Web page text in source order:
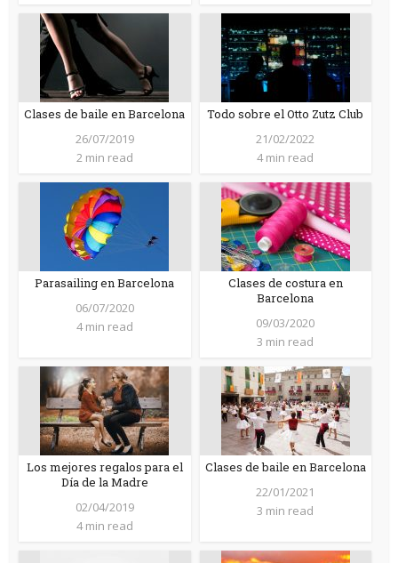
Clases de baile en Barcelona
26/07/2019
2 min read
Todo sobre el Otto Zutz Club
21/02/2022
4 min read
Parasailing en Barcelona
06/07/2020
4 min read
Clases de costura en
Barcelona
09/03/2020
3 min read
Los mejores regalos para el
Día de la Madre
02/04/2019
4 min read
Clases de baile en Barcelona
22/01/2021
3 min read